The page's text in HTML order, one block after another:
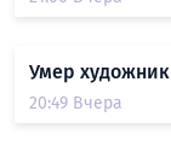
Умер
20:49 Вчера